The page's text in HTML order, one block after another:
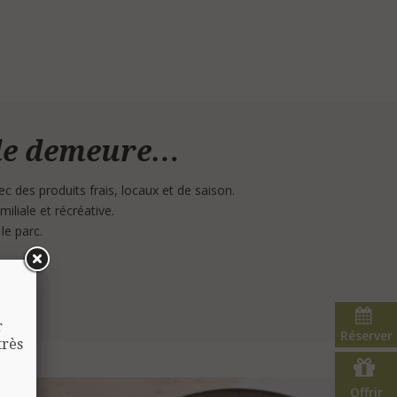
demeure…
des produits frais, locaux et de saison.
et récréative.
parc.
Réserver
Offrir